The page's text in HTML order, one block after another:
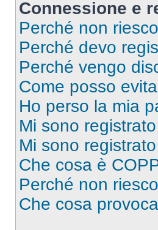
Connessione e
Perché non
Perché devo
Perché vengo
Come posso
Ho perso la mia
Mi sono
Mi sono
Che cosa è
Perché non
Che cosa